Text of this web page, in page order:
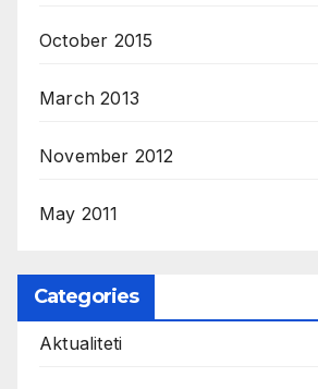
October 2015
March 2013
November 2012
May 2011
Categories
Aktualiteti